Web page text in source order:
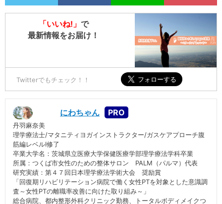
「いいね!」 で
最新情報をお届け！
Twitterでもチェック！！
にわちゃん
丹羽麻奈美
理学療法士/マタニティヨガインストラクター/ガスケアプローチ腹
筋編レベルⅠ修了
卒業大学名：茨城県立医療大学保健医療学部理学療法学科卒業
所属：つくば市女性のための整体サロン PALM（パルマ）代表
研究実績：第４７回日本理学療法学術大会 奨励賞
「回復期リハビリテーション病院で働く女性PTを対象とした意識調
査～女性PTの離職率改善に向けた取り組み～」
総合病院、都内整形外科クリニック勤務、トータルボディメイクつ